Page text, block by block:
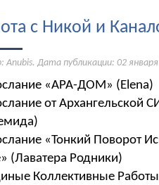
с Никой и
Anubis. Дата публикации: 02
«АРА-ДОМ» (Elena)
от Архангельской
«Тонкий Поворот
(Лаватера Родники)
Коллективные